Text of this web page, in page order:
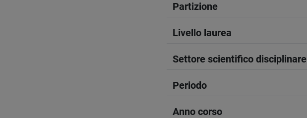
Partizione
Livello laurea
Settore scientifico disciplinare
Periodo
Anno corso